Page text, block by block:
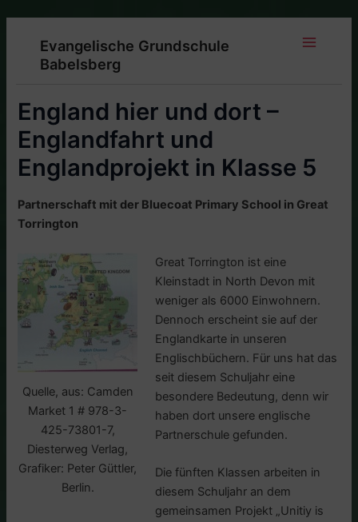
springenEvangelische Grundschule
Babelsberg
England hier und dort –
Englandfahrt und
Englandprojekt in Klasse 5
Partnerschaft mit der Bluecoat Primary School in Great
Torrington
Quelle, aus: Camden
Market 1 # 978-3-
425-73801-7,
Diesterweg Verlag,
Grafiker: Peter Güttler,
Berlin.
Great Torrington ist eine
Kleinstadt in North Devon mit
weniger als 6000 Einwohnern.
Dennoch erscheint sie auf der
Englandkarte in unseren
Englischbüchern. Für uns hat das
seit diesem Schuljahr eine
besondere Bedeutung, denn wir
haben dort unsere englische
Partnerschule gefunden.
Die fünften Klassen arbeiten in
diesem Schuljahr an dem
gemeinsamen Projekt „Unitiy is